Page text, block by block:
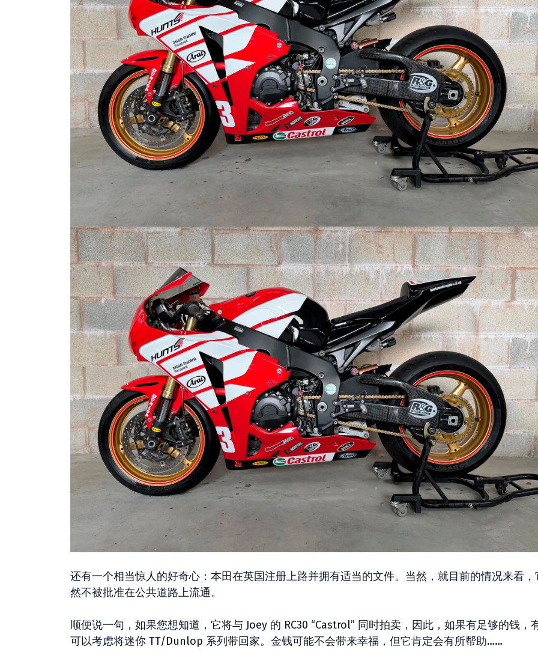
还有一个相当惊人的好奇心：本田在英国注册上路并拥有适当的文件。当然，就目前的情况来看，
然不被批准在公共道路上流通。
顺便说一句，如果您想知道，它将与 Joey 的 RC30 “Castrol” 同时拍卖，因此，如果有足够的钱，
可以考虑将迷你 TT/Dunlop 系列带回家。金钱可能不会带来幸福，但它肯定会有所帮助……